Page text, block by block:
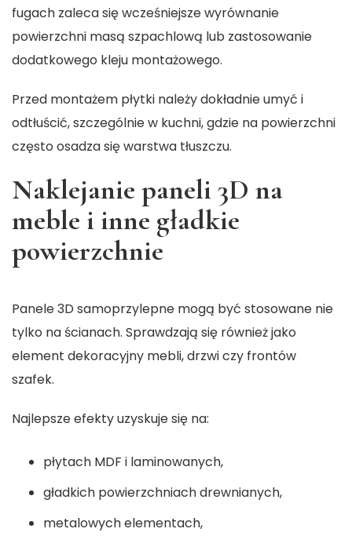
fugach zaleca się wcześniejsze wyrównanie
powierzchni masą szpachlową lub zastosowanie
dodatkowego kleju montażowego.
Przed montażem płytki należy dokładnie umyć i
odtłuścić, szczególnie w kuchni, gdzie na powierzchni
często osadza się warstwa tłuszczu.
Naklejanie paneli 3D na
meble i inne gładkie
powierzchnie
Panele 3D samoprzylepne mogą być stosowane nie
tylko na ścianach. Sprawdzają się również jako
element dekoracyjny mebli, drzwi czy frontów
szafek.
Najlepsze efekty uzyskuje się na:
płytach MDF i laminowanych,
gładkich powierzchniach drewnianych,
metalowych elementach,